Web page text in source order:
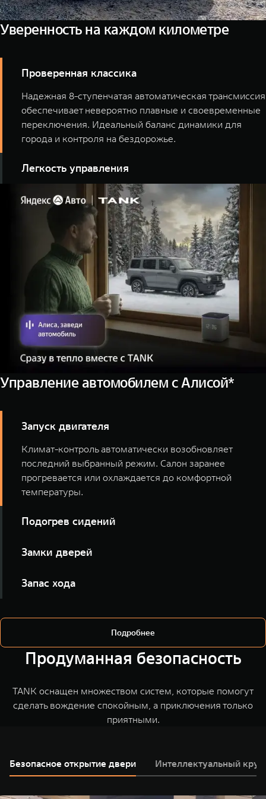
Уверенность на каждом километре
Проверенная классика
Надежная 8-ступенчатая автоматическая трансмиссия
обеспечивает невероятно плавные и своевременные
переключения. Идеальный баланс динамики для
города и контроля на бездорожье.
Легкость управления
Адаптивный круиз-контроль и система мониторинга
«слепых» зон берут на себя часть рутинных задач. Вы
наслаждаетесь дорогой, а автомобиль заботится о
безопасности.
Управление автомобилем с Алисой*
Запуск двигателя
Климат-контроль автоматически возобновляет
последний выбранный режим. Салон заранее
прогревается или охлаждается до комфортной
температуры.
Подогрев сидений
мест голосом, ещё до выхода из дома.
Замки дверей
удалённо, не открывая приложение.
Запас хода
дальность поездки.
Подробнее
Продуманная безопасность
TANK оснащен множеством систем, которые помогут
сделать вождение спокойным, а приключения только
приятными.
Безопасное открытие двери Интеллектуальный